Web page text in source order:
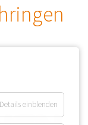
Details einblenden